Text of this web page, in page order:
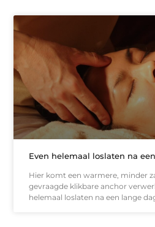
Even helemaal loslaten na
Hier komt een warmere, minder
gevraagde klikbare anchor
helemaal loslaten na een lange